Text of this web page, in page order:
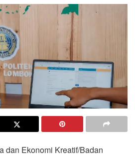
dan Ekonomi Kreatif/Badan